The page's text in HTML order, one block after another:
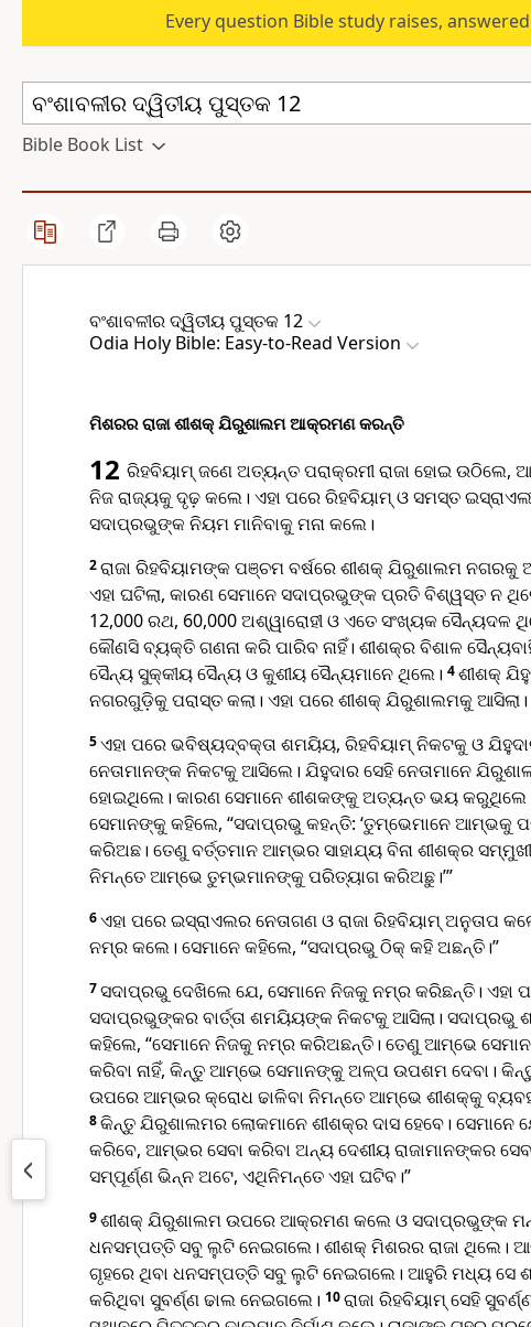
Every question Bible study raises,
Bible Book List
ବଂଶାବଳୀର ଦ୍ୱିତୀୟ ପୁସ୍ତକ 12
Odia Holy Bible: Easy-to-Read Version
ମିଶରର ରାଜା ଶୀଶକ୍ ଯିରୁଶାଲମ ଆକ୍ରମଣ କରନ୍ତି
12 ରିହବିୟାମ୍ ଜଣେ ଅତ୍ୟନ୍ତ ପରାକ୍ରମୀ ରାଜା ହୋଇ ଉଠିଲେ,
ନିଜ ରାଜ୍ୟକୁ ଦୃଢ଼ କଲେ। ଏହା ପରେ ରିହବିୟାମ୍ ଓ ସମସ୍ତ
ସଦାପ୍ରଭୁଙ୍କ ନିୟମ ମାନିବାକୁ ମନା କଲେ।
2ରାଜା ରିହବିୟାମଙ୍କ ପଞ୍ଚମ ବର୍ଷରେ ଶୀଶକ୍ ଯିରୁଶାଲମ ନଗରକୁ
ଏହା ଘଟିଲା, କାରଣ ସେମାନେ ସଦାପ୍ରଭୁଙ୍କ ପ୍ରତି ବିଶ୍ୱସ୍ତ ନ
12,000 ରଥ, 60,000 ଅଶ୍ୱାରୋହୀ ଓ ଏତେ ସଂଖ୍ୟକ ସୈନ୍ୟଦଳ
କୌଣସି ବ୍ୟକ୍ତି ଗଣନା କରି ପାରିବ ନାହିଁ। ଶୀଶ‌କ୍‌ର ବିଶାଳ
ସୈନ୍ୟ ସୁ‌କ୍‌କୀୟ ସୈନ୍ୟ ଓ କୁଶୀୟ ସୈନ୍ୟମାନେ ଥିଲେ। 4ଶୀଶକ୍
ନଗରଗୁଡ଼ିକୁ ପରାସ୍ତ କଲା। ଏହା ପରେ ଶୀଶକ୍ ଯିରୁଶାଲମକୁ ଆସିଲା।
5ଏହା ପରେ ଭବିଷ୍ୟ‌ଦ୍‌ବକ୍ତା ଶମୟିୟ, ରିହବିୟାମ୍ ନିକଟକୁ ଓ
ନେତାମାନଙ୍କ ନିକଟକୁ ଆସିଲେ। ଯିହୁଦାର ସେହି ନେତାମାନେ
ହୋଇଥିଲେ। କାରଣ ସେମାନେ ଶୀଶକଙ୍କୁ ଅତ୍ୟନ୍ତ ଭୟ
ସେମାନଙ୍କୁ କହିଲେ, “ସଦାପ୍ରଭୁ କହନ୍ତି: ‘ତୁମ୍ଭେମାନେ ଆମ୍ଭକୁ
କରିଅଛ। ତେଣୁ ବର୍ତ୍ତମାନ ଆମ୍ଭର ସାହାଯ୍ୟ ବିନା ଶୀଶ‌କ୍‌ର
ନିମନ୍ତେ ଆମ୍ଭେ ତୁମ୍ଭମାନଙ୍କୁ ପରିତ୍ୟାଗ କରିଅଛୁ।’”
6ଏହା ପରେ ଇସ୍ରାଏଲର ନେତାଗଣ ଓ ରାଜା ରିହବିୟାମ୍ ଅନୁତାପ
ନମ୍ର କଲେ। ସେମାନେ କହିଲେ, “ସଦାପ୍ରଭୁ ଠିକ୍ କହି ଅଛନ୍ତି।”
7ସଦାପ୍ରଭୁ ଦେଖିଲେ ଯେ, ସେମାନେ ନିଜକୁ ନମ୍ର କରିଛନ୍ତି। ଏହା
ସଦାପ୍ରଭୁଙ୍କର ବାର୍ତ୍ତା ଶମୟିୟଙ୍କ ନିକଟକୁ ଆସିଲା।
କହିଲେ, “ସେମାନେ ନିଜକୁ ନମ୍ର କରିଅଛନ୍ତି। ତେଣୁ ଆମ୍ଭେ
କରିବା ନାହିଁ, କିନ୍ତୁ ଆମ୍ଭେ ସେମାନଙ୍କୁ ଅଳ୍ପ ଉପଶମ ଦେବା।
ଉପରେ ଆମ୍ଭର କ୍ରୋଧ ଢାଳିବା ନିମନ୍ତେ ଆମ୍ଭେ ଶୀଶ‌କ୍‌କୁ
8କିନ୍ତୁ ଯିରୁଶାଲମର ଲୋକମାନେ ଶୀଶ‌କ୍‌ର ଦାସ ହେବେ। ସେମାନେ
କରିବେ, ଆମ୍ଭର ସେବା କରିବା ଅନ୍ୟ ଦେଶୀୟ ରାଜାମାନଙ୍କର
ସମ୍ପୂର୍ଣ୍ଣ ଭିନ୍ନ ଅଟେ, ଏଥିନିମନ୍ତେ ଏହା ଘଟିବ।”
9ଶୀଶକ୍ ଯିରୁଶାଲମ ଉପରେ ଆକ୍ରମଣ କଲେ ଓ ସଦାପ୍ରଭୁଙ୍କ
ଧନସମ୍ପତ୍ତି ସବୁ ଲୁଟି ନେଇଗଲେ। ଶୀଶକ୍ ମିଶରର ରାଜା ଥିଲେ।
ଗୃହରେ ଥିବା ଧନସମ୍ପତ୍ତି ସବୁ ଲୁଟି ନେଇଗଲେ। ଆହୁରି ମଧ୍ୟ ସେ
କରିଥିବା ସୁବର୍ଣ୍ଣ ଢାଲ ନେଇଗଲେ। 10ରାଜା ରିହବିୟାମ୍ ସେହି